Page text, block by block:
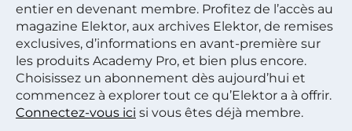
entier en devenant membre. Profitez de l’accès au
magazine Elektor, aux archives Elektor, de remises
exclusives, d’informations en avant-première sur
les produits Academy Pro, et bien plus encore.
Choisissez un abonnement dès aujourd’hui et
commencez à explorer tout ce qu’Elektor a à offrir.
Connectez-vous ici si vous êtes déjà membre.